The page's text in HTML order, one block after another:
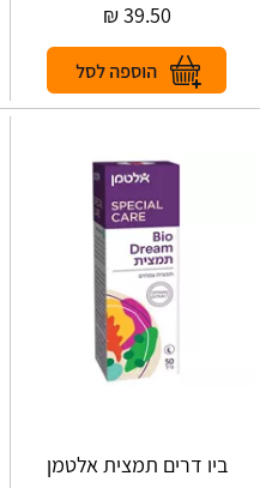
39.50
₪
ביו דרים תמצית אלטמן